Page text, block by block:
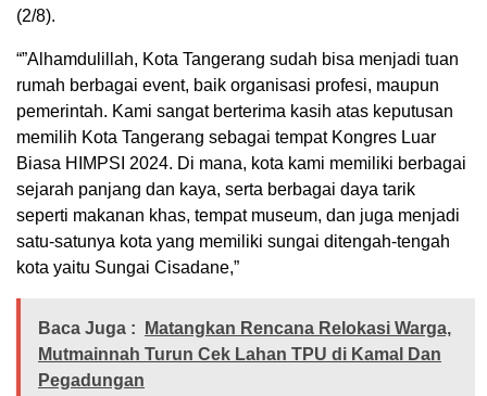
(2/8).
“”Alhamdulillah, Kota Tangerang sudah bisa menjadi tuan
rumah berbagai event, baik organisasi profesi, maupun
pemerintah. Kami sangat berterima kasih atas keputusan
memilih Kota Tangerang sebagai tempat Kongres Luar
Biasa HIMPSI 2024. Di mana, kota kami memiliki berbagai
sejarah panjang dan kaya, serta berbagai daya tarik
seperti makanan khas, tempat museum, dan juga menjadi
satu-satunya kota yang memiliki sungai ditengah-tengah
kota yaitu Sungai Cisadane,”
Baca Juga :
Matangkan Rencana Relokasi Warga,
Mutmainnah Turun Cek Lahan TPU di Kamal Dan
Pegadungan